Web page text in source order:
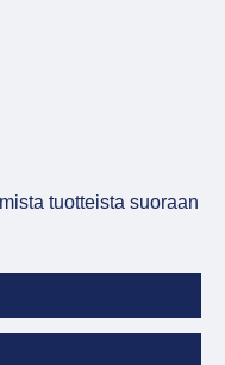
tuotteista suoraan